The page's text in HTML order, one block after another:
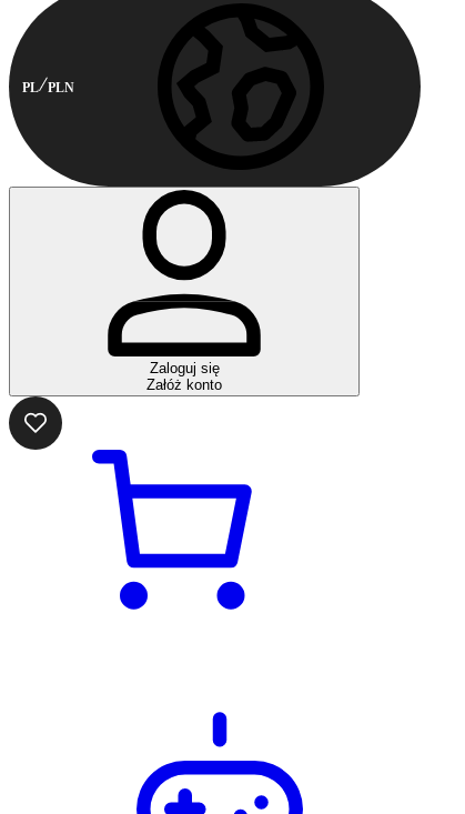
PL PLN
Zaloguj się
Załóż konto